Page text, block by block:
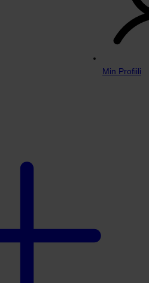
Min Profiili